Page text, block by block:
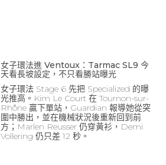
女子環法進 Ventoux：Tarmac SL9 今
天看長坡設定，不只看勝站曝光
女子環法 Stage 6 先把 Specialized 的曝
光推高。Kim Le Court 在 Tournon-sur-
Rhône 贏下單站，Guardian 報導她從突
圍中勝出，並在機械狀況後重新回到前
方；Marlen Reusser 仍穿黃衫，Demi
Vollering 仍只差 12 秒。